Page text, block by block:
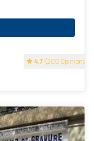
4.7 (200 Opinions)